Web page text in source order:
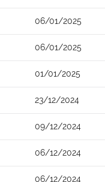
06/01/2025
06/01/2025
01/01/2025
23/12/2024
09/12/2024
06/12/2024
06/12/2024